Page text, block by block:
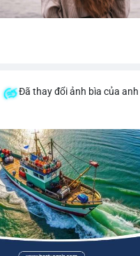
Đã thay đổi ảnh bìa của anh